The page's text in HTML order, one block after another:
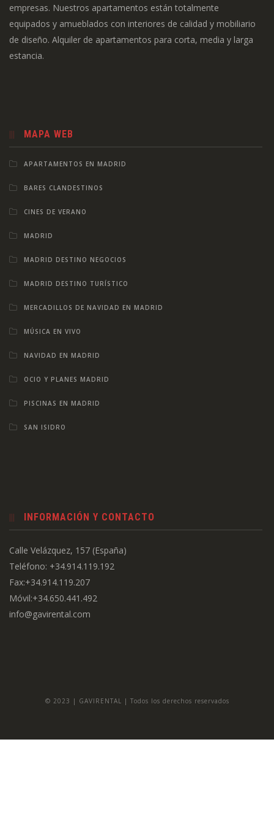
empresas. Nuestros apartamentos están totalmente
equipados y amueblados con interiores de calidad y mobiliario
de diseño. Alquiler de apartamentos para corta, media y larga
estancia.
MAPA WEB
APARTAMENTOS EN MADRID
BARES CLANDESTINOS
CINES DE VERANO
MADRID
MADRID DESTINO NEGOCIOS
MADRID DESTINO TURÍSTICO
MERCADILLOS DE NAVIDAD EN MADRID
MÚSICA EN VIVO
NAVIDAD EN MADRID
OCIO Y PLANES MADRID
PISCINAS EN MADRID
SAN ISIDRO
INFORMACIÓN Y CONTACTO
Calle Velázquez, 157 (España)
Teléfono: +34.914.119.192
Fax:+34.914.119.207
Móvil:+34.650.441.492
info@gavirental.com
© 2023 | GAVIRENTAL | Todos los derechos reservados